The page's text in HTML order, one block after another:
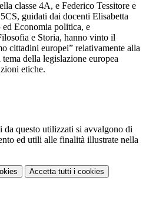
classe 4A, e Federico Tessitore e
guidati dai docenti Elisabetta
Economia politica, e
e Storia, hanno vinto il
cittadini europei” relativamente alla
della legislazione europea
etiche.
da questo utilizzati si avvalgono di
ed utili alle finalità illustrate nella
Accetta tutti i cookies